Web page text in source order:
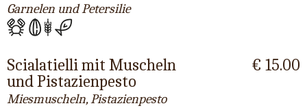
Garnelen und Petersilie
Scialatielli mit Muscheln
und Pistazienpesto
Miesmuscheln, Pistazienpesto
€ 15.00